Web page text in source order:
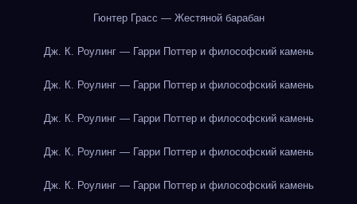
Гюнтер Грасс — Жестяной барабан
Дж. К. Роулинг — Гарри Поттер и философский камень
Дж. К. Роулинг — Гарри Поттер и философский камень
Дж. К. Роулинг — Гарри Поттер и философский камень
Дж. К. Роулинг — Гарри Поттер и философский камень
Дж. К. Роулинг — Гарри Поттер и философский камень